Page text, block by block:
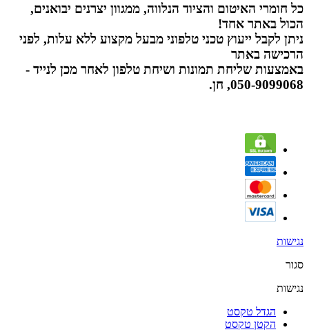
כל חומרי האיטום והציוד הנלווה, ממגוון יצרנים יבואנים,
הכול באתר אחד!
ניתן לקבל ייעוץ טכני טלפוני מבעל מקצוע ללא עלות, לפני
הרכישה באתר
באמצעות שליחת תמונות ושיחת טלפון לאחר מכן לנייד -
050-9099068, חן.
נגישות
סגור
נגישות
הגדל טקסט
הקטן טקסט